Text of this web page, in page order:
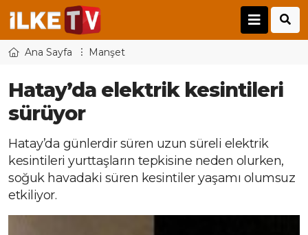
Ana Sayfa Manşet
Hatay’da elektrik kesintileri
sürüyor
Hatay’da günlerdir süren uzun süreli elektrik
kesintileri yurttaşların tepkisine neden olurken,
soğuk havadaki süren kesintiler yaşamı olumsuz
etkiliyor.